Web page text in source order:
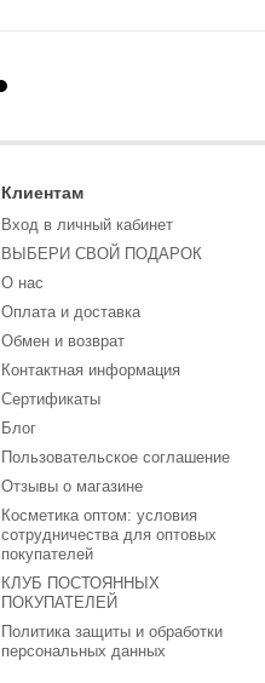
Клиентам
Вход в личный кабинет
ВЫБЕРИ СВОЙ ПОДАРОК
О нас
Оплата и доставка
Обмен и возврат
Контактная информация
Сертификаты
Блог
Пользовательское соглашение
Отзывы о магазине
Косметика оптом: условия
сотрудничества для оптовых
покупателей
КЛУБ ПОСТОЯННЫХ
ПОКУПАТЕЛЕЙ
Политика защиты и обработки
персональных данных